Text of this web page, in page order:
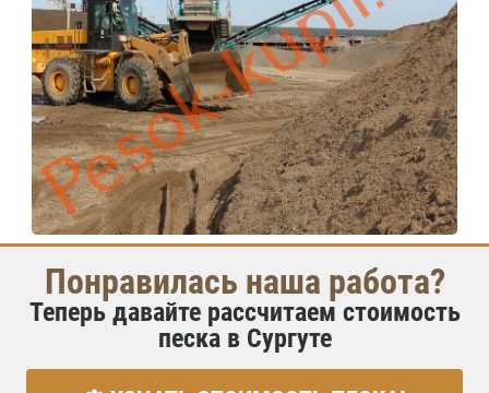
Понравилась наша работа?
Теперь давайте рассчитаем стоимость
песка в Сургуте